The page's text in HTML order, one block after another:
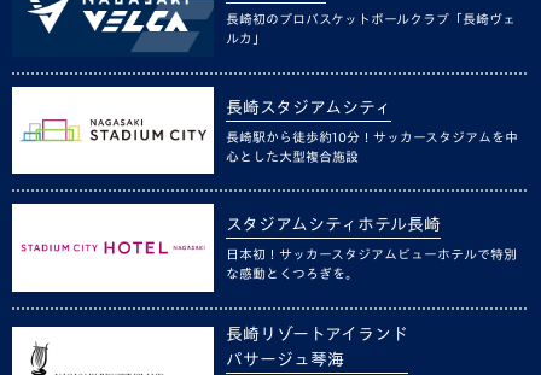
長崎初のプロバスケットボールクラブ「長崎ヴェ
ルカ」
長崎スタジアムシティ
長崎駅から徒歩約10分！サッカースタジアムを中
心とした大型複合施設
スタジアムシティホテル長崎
日本初！サッカースタジアムビューホテルで特別
な感動とくつろぎを。
長崎リゾートアイランド
パサージュ琴海